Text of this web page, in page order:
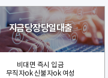
지금 당장 당일 대출
비대면 즉시 입금
무직자ok 신불자ok 여성